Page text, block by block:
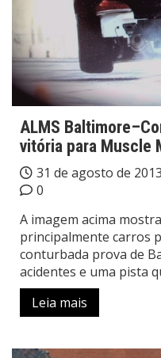
ALMS
vitória para Muscle
31 de agosto de 2013
0
A imagem acima
principalmente carros
conturbada prova de
acidentes e uma pista
Leia mais